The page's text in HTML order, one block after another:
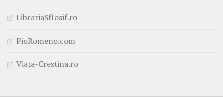
LibrariaSfIosif.ro
PioRomeno.com
Viata-Crestina.ro